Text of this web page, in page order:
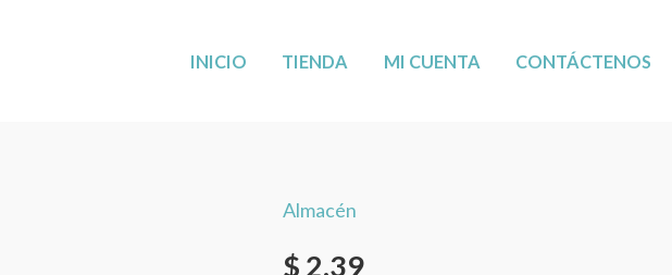
INICIO TIENDA MI CUENTA CONTÁCTENOS
Almacén
$ 2.39
Hojas
de